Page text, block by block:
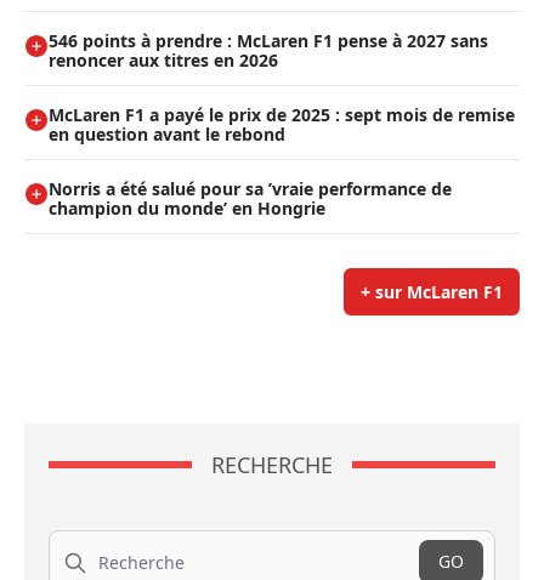
546 points à prendre : McLaren F1 pense à 2027 sans
renoncer aux titres en 2026
McLaren F1 a payé le prix de 2025 : sept mois de remise
en question avant le rebond
Norris a été salué pour sa ’vraie performance de
champion du monde’ en Hongrie
+ sur McLaren F1
RECHERCHE
Recherche
GO